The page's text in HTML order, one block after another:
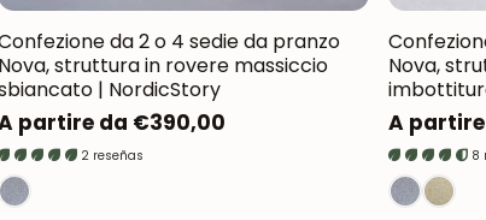
da 2 o 4 sedie da pranzo
Nova, struttura in rovere massiccio
| NordicStory
partire da €390,00
2 reseñas
Nova,
Prezzo
normale
A
8
COMMUNITY
del 5%.
agli iscritti.